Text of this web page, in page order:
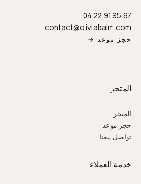
04 22 91 95 87
contact@oliviabalm.com
حجز موعد →
المتجر
المتجر
حجز موعد
تواصل معنا
خدمة العملاء